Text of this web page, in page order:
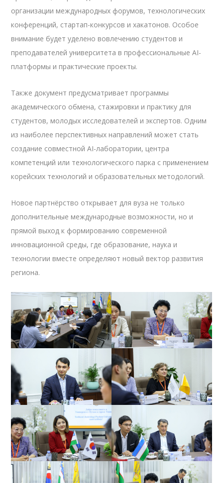
организации международных форумов, технологических
конференций, стартап-конкурсов и хакатонов. Особое
внимание будет уделено вовлечению студентов и
преподавателей университета в профессиональные AI-
платформы и практические проекты.
Также документ предусматривает программы
академического обмена, стажировки и практику для
студентов, молодых исследователей и экспертов. Одним
из наиболее перспективных направлений может стать
создание совместной AI-лаборатории, центра
компетенций или технологического парка с применением
корейских технологий и образовательных методологий.
Новое партнёрство открывает для вуза не только
дополнительные международные возможности, но и
прямой выход к формированию современной
инновационной среды, где образование, наука и
технологии вместе определяют новый вектор развития
региона.